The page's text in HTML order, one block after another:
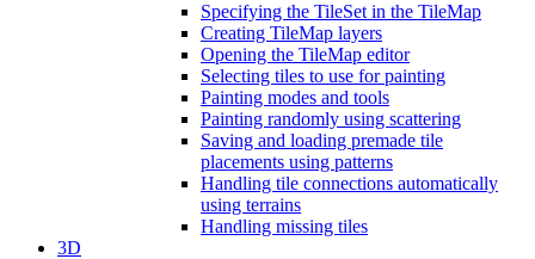
Specifying the TileSet in the TileMap
Creating TileMap layers
Opening the TileMap editor
Selecting tiles to use for painting
Painting modes and tools
Painting randomly using scattering
Saving and loading premade tile
placements using patterns
Handling tile connections automatically
using terrains
Handling missing tiles
3D